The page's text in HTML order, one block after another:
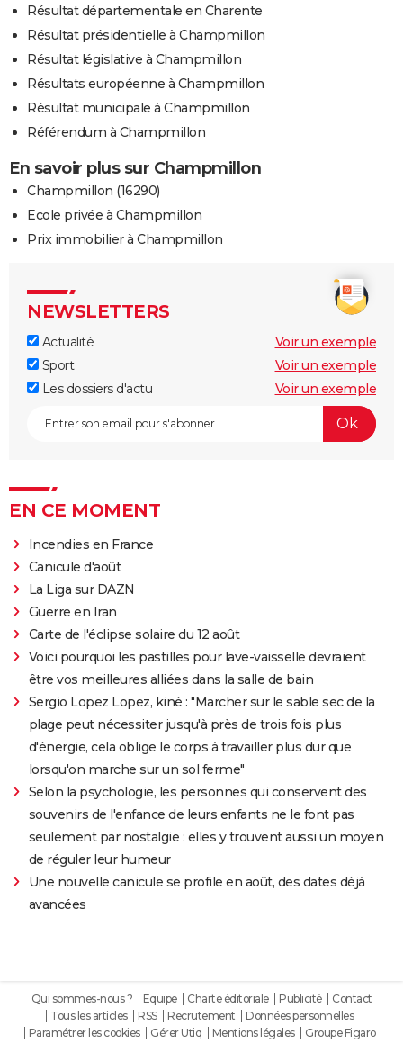
Résultat départementale en Charente
Résultat présidentielle à Champmillon
Résultat législative à Champmillon
Résultats européenne à Champmillon
Résultat municipale à Champmillon
Référendum à Champmillon
En savoir plus sur Champmillon
Champmillon (16290)
Ecole privée à Champmillon
Prix immobilier à Champmillon
NEWSLETTERS
Actualité
Voir un exemple
Sport
Voir un exemple
Les dossiers d'actu
Voir un exemple
EN CE MOMENT
Incendies en France
Canicule d'août
La Liga sur DAZN
Guerre en Iran
Carte de l'éclipse solaire du 12 août
Voici pourquoi les pastilles pour lave-vaisselle devraient
être vos meilleures alliées dans la salle de bain
Sergio Lopez Lopez, kiné : "Marcher sur le sable sec de la
plage peut nécessiter jusqu'à près de trois fois plus
d'énergie, cela oblige le corps à travailler plus dur que
lorsqu'on marche sur un sol ferme"
Selon la psychologie, les personnes qui conservent des
souvenirs de l'enfance de leurs enfants ne le font pas
seulement par nostalgie : elles y trouvent aussi un moyen
de réguler leur humeur
Une nouvelle canicule se profile en août, des dates déjà
avancées
Qui sommes-nous ? Equipe Charte éditoriale Publicité
Contact
Tous les articles
RSS Recrutement
Données personnelles
Paramétrer les cookies
Gérer Utiq Mentions légales
Groupe Figaro